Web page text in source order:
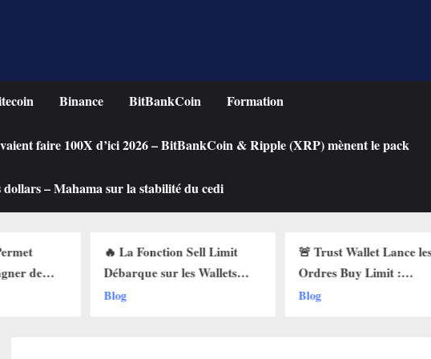
Binance BitBankCoin Formation
faire 100X d’ici 2026 – BitBankCoin & Ripple (XRP) mènent le pack
– Mahama sur la stabilité du cedi
La Fonction Sell Limit
sur les Wallets
Web3 : Voici Pourquoi Ça
🚨 Trust Wallet Lance les
Ordres Buy Limit :
Comment Acheter vos
une
Chute